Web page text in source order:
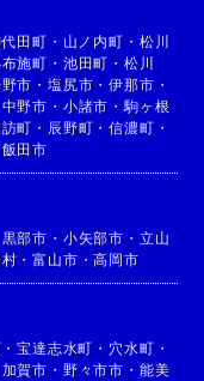
田町 ・ 山ノ内町 ・ 松川
施町 ・ 池田町 ・ 松川
市 ・ 塩尻市 ・伊那市 ・
中野市 ・ 小諸市 ・ 駒ヶ根
町 ・ 辰野町 ・信濃町 ・
飯田市
黒部市 ・ 小矢部市 ・ 立山
・富山市 ・高岡市
・宝達志水町 ・ 穴水町 ・
加賀市 ・ 野々市市 ・ 能美